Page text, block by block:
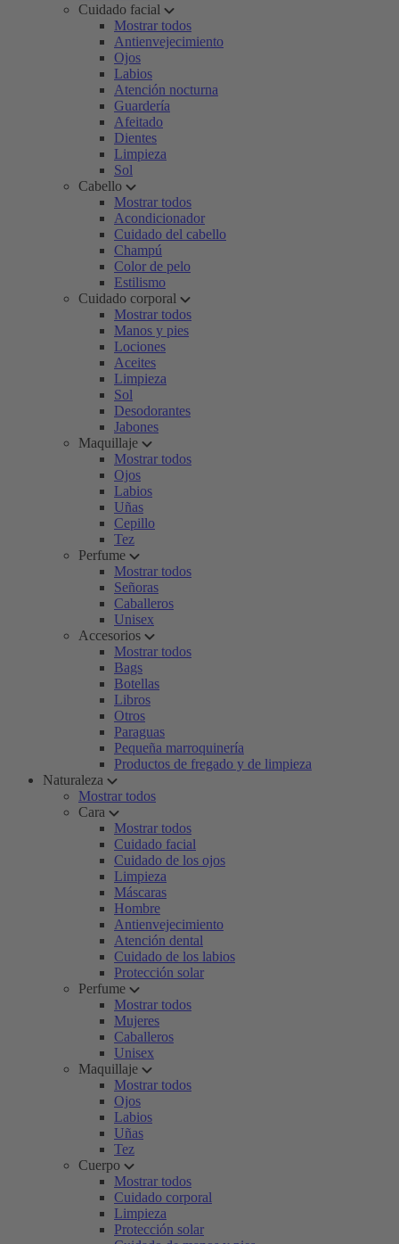
Cuidado facial
Mostrar todos
Antienvejecimiento
Ojos
Labios
Atención nocturna
Guardería
Afeitado
Dientes
Limpieza
Sol
Cabello
Mostrar todos
Acondicionador
Cuidado del cabello
Champú
Color de pelo
Estilismo
Cuidado corporal
Mostrar todos
Manos y pies
Lociones
Aceites
Limpieza
Sol
Desodorantes
Jabones
Maquillaje
Mostrar todos
Ojos
Labios
Uñas
Cepillo
Tez
Perfume
Mostrar todos
Señoras
Caballeros
Unisex
Accesorios
Mostrar todos
Bags
Botellas
Libros
Otros
Paraguas
Pequeña marroquinería
Productos de fregado y de limpieza
Naturaleza
Mostrar todos
Cara
Mostrar todos
Cuidado facial
Cuidado de los ojos
Limpieza
Máscaras
Hombre
Antienvejecimiento
Atención dental
Cuidado de los labios
Protección solar
Perfume
Mostrar todos
Mujeres
Caballeros
Unisex
Maquillaje
Mostrar todos
Ojos
Labios
Uñas
Tez
Cuerpo
Mostrar todos
Cuidado corporal
Limpieza
Protección solar